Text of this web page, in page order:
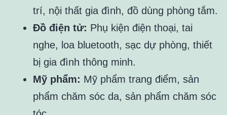
trí, nội thất gia đình, đồ dùng phòng tắm.
Đồ điện tử: Phụ kiện điện thoại, tai
nghe, loa bluetooth, sạc dự phòng, thiết
bị gia đình thông minh.
Mỹ phẩm: Mỹ phẩm trang điểm, sản
phẩm chăm sóc da, sản phẩm chăm sóc